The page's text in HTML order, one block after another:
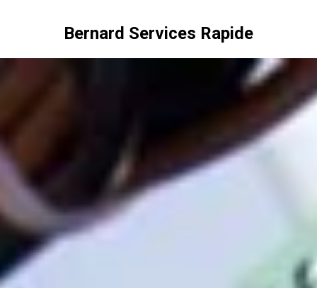
Bernard Services Rapide